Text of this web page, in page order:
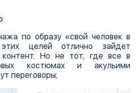
по образу «свой человек в
целей отлично зайдет
контент. Но не тот, где все в
костюмах и акульими
переговоры;